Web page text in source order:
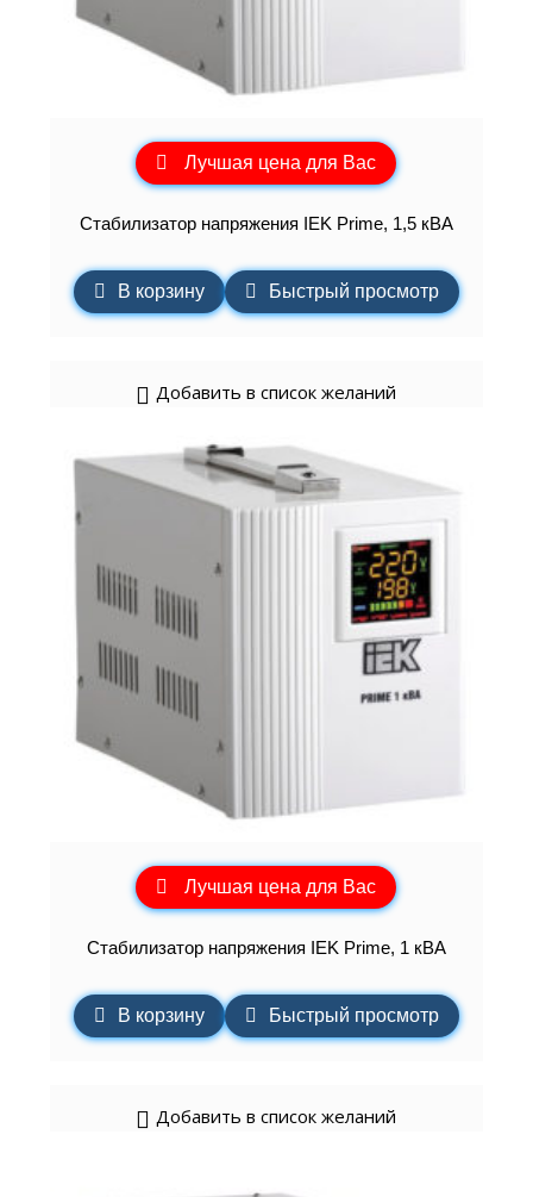
Лучшая цена для Вас
Стабилизатор напряжения IEK Prime, 1,5 кВА
В корзину Быстрый просмотр
Добавить в список желаний
Лучшая цена для Вас
Стабилизатор напряжения IEK Prime, 1 кВА
В корзину Быстрый просмотр
Добавить в список желаний